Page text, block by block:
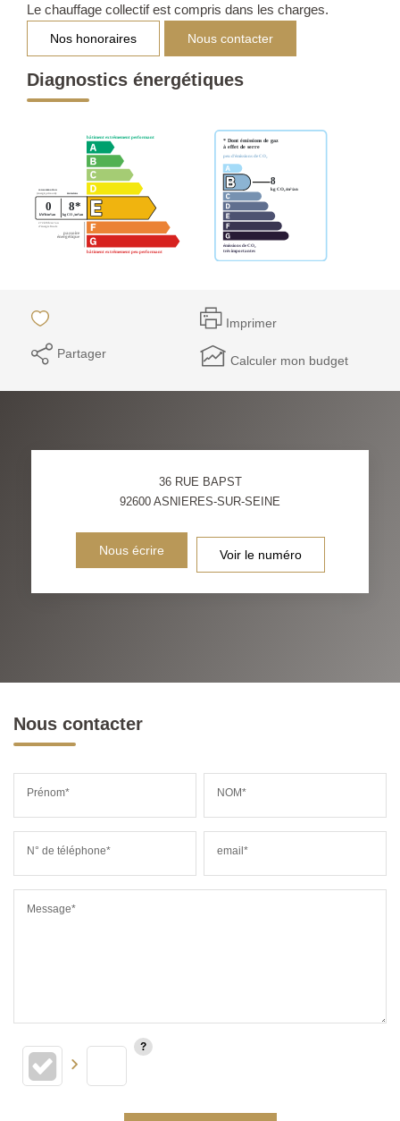
Le chauffage collectif est compris dans les charges.
Nos honoraires Nous contacter
Diagnostics énergétiques
Imprimer
Partager Calculer mon budget
36 RUE BAPST
92600 ASNIERES-SUR-SEINE
Nous écrire Voir le numéro
Nous contacter
Prénom* NOM*
N° de téléphone* email*
Message*